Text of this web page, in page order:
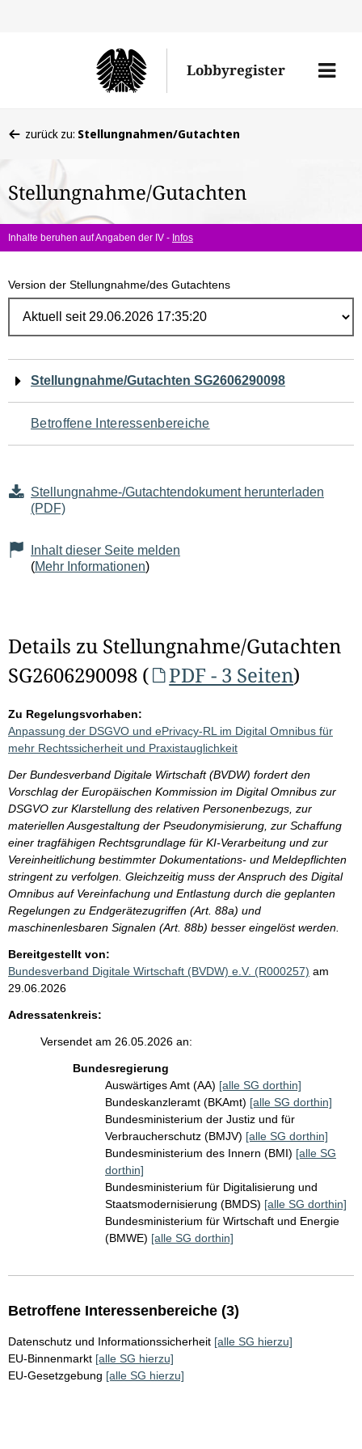
Lobbyregister
Menü
befinden
hier:
zurück zu: Stellungnahmen/Gutachten
Stellungnahme/Gutachten
Inhalte beruhen auf Angaben der IV - Infos
Version der Stellungnahme/des Gutachtens
Navigation
für
den
Seiteninhalt
Stellungnahme/Gutachten SG2606290098
Betroffene Interessenbereiche
Stellungnahme-/Gutachtendokument herunterladen
(PDF)
Inhalt dieser Seite melden
(Mehr Informationen)
Details zu Stellungnahme/Gutachten
SG2606290098 (
PDF - 3 Seiten)
Zu Regelungsvorhaben:
Anpassung der DSGVO und ePrivacy-RL im Digital Omnibus für
mehr Rechtssicherheit und Praxistauglichkeit
Der Bundesverband Digitale Wirtschaft (BVDW) fordert den
Vorschlag der Europäischen Kommission im Digital Omnibus zur
DSGVO zur Klarstellung des relativen Personenbezugs, zur
materiellen Ausgestaltung der Pseudonymisierung, zur Schaffung
einer tragfähigen Rechtsgrundlage für KI-Verarbeitung und zur
Vereinheitlichung bestimmter Dokumentations- und Meldepflichten
stringent zu verfolgen. Gleichzeitig muss der Anspruch des Digital
Omnibus auf Vereinfachung und Entlastung durch die geplanten
Regelungen zu Endgerätezugriffen (Art. 88a) und
maschinenlesbaren Signalen (Art. 88b) besser eingelöst werden.
Bereitgestellt von:
Bundesverband Digitale Wirtschaft (BVDW) e.V. (R000257) am
29.06.2026
Adressatenkreis:
Versendet am 26.05.2026 an:
Bundesregierung
Auswärtiges Amt (AA) [alle SG dorthin]
Bundeskanzleramt (BKAmt) [alle SG dorthin]
Bundesministerium der Justiz und für
Verbraucherschutz (BMJV) [alle SG dorthin]
Bundesministerium des Innern (BMI) [alle SG
dorthin]
Bundesministerium für Digitalisierung und
Staatsmodernisierung (BMDS) [alle SG dorthin]
Bundesministerium für Wirtschaft und Energie
(BMWE) [alle SG dorthin]
Betroffene Interessenbereiche (3)
Datenschutz und Informationssicherheit [alle SG hierzu]
EU-Binnenmarkt [alle SG hierzu]
EU-Gesetzgebung [alle SG hierzu]